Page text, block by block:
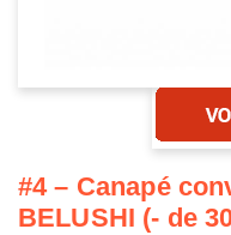
#4 – Canapé
BELUSHI (- de